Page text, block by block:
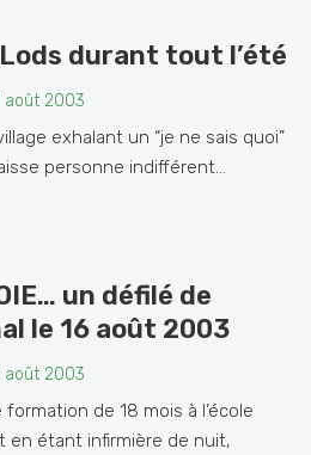
durant tout l’été
août 2003
exhalant un “je ne sais quoi”
personne indifférent...
un défilé de
le 16 août 2003
août 2003
de 18 mois à l’école
en étant infirmière de nuit,